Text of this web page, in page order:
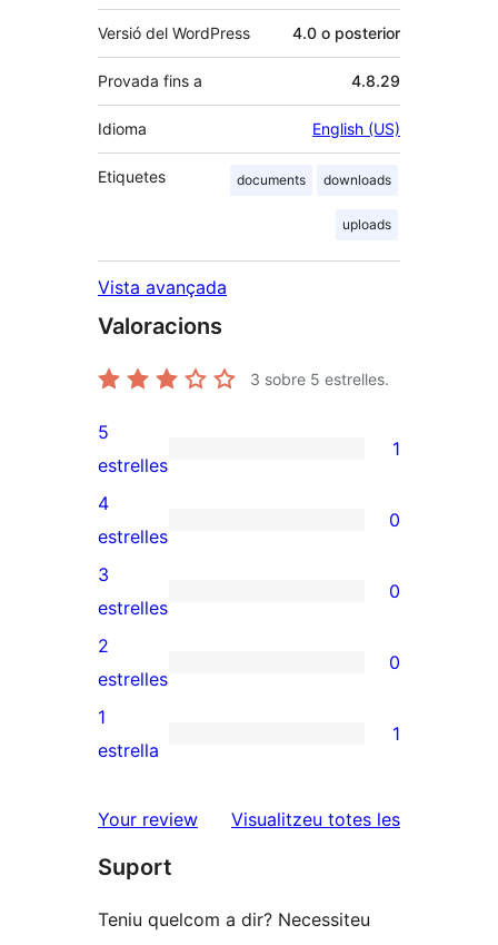
Versió del WordPress 4.0 o posterior
Provada fins a 4.8.29
Idioma English (US)
Etiquetes documents downloads
uploads
Vista avançada
Valoracions
3 sobre 5 estrelles.
1
valoració
de
5
estrelles
5
estrelles
1
0
valoracions
de
4
estrelles
4
estrelles
0
0
valoracions
de
3
estrelles
3
estrelles
0
0
valoracions
de
estrelles
2
estrelles
0
1
de
estrelles
1
estrella
1
Your review Visualitzeu totes lesressenyes
Suport
Teniu quelcom a dir? Necessiteu